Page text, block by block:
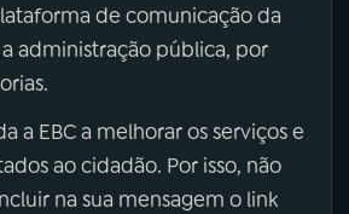
de comunicação da
administração pública, por
a EBC a melhorar os serviços e
ao cidadão. Por isso, não
na sua mensagem o link